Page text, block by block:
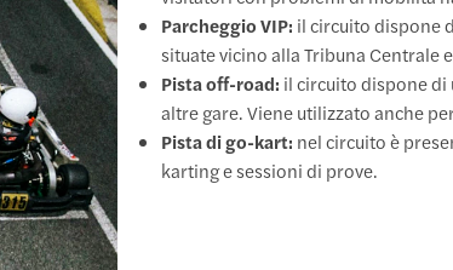
Parcheggio VIP: il circuito dispone
situate vicino alla Tribuna Centrale
Pista off-road: il circuito dispone di
altre gare. Viene utilizzato anche
Pista di go-kart: nel circuito è
karting e sessioni di prove.